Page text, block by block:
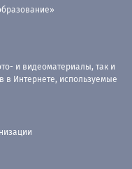
и видеоматериалы, так и
в Интернете, используемые